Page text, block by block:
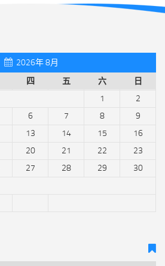
2026年 8月
四 五 六 日
1
2
6 7 8
9
13 14 15
16
20 21 22
23
27 28 29
30